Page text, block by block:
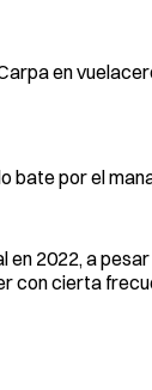
en
bate por el
2022, a
con cierta